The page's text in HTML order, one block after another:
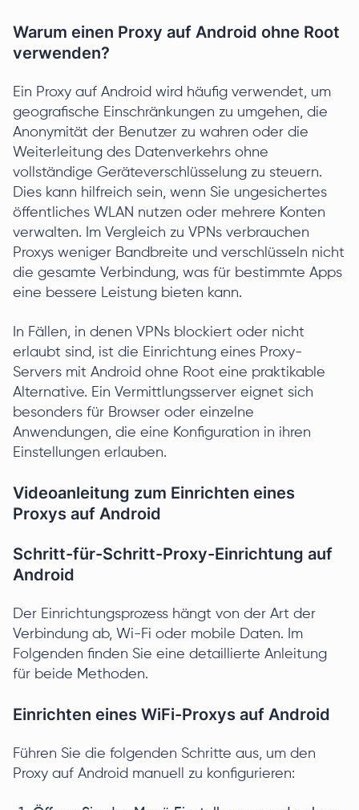
Warum einen Proxy auf Android ohne Root
verwenden?
Ein Proxy auf Android wird häufig verwendet, um
geografische Einschränkungen zu umgehen, die
Anonymität der Benutzer zu wahren oder die
Weiterleitung des Datenverkehrs ohne
vollständige Geräteverschlüsselung zu steuern.
Dies kann hilfreich sein, wenn Sie ungesichertes
öffentliches WLAN nutzen oder mehrere Konten
verwalten. Im Vergleich zu VPNs verbrauchen
Proxys weniger Bandbreite und verschlüsseln nicht
die gesamte Verbindung, was für bestimmte Apps
eine bessere Leistung bieten kann.
In Fällen, in denen VPNs blockiert oder nicht
erlaubt sind, ist die Einrichtung eines Proxy-
Servers mit Android ohne Root eine praktikable
Alternative. Ein Vermittlungsserver eignet sich
besonders für Browser oder einzelne
Anwendungen, die eine Konfiguration in ihren
Einstellungen erlauben.
Videoanleitung zum Einrichten eines
Proxys auf Android
Schritt-für-Schritt-Proxy-Einrichtung auf
Android
Der Einrichtungsprozess hängt von der Art der
Verbindung ab, Wi-Fi oder mobile Daten. Im
Folgenden finden Sie eine detaillierte Anleitung
für beide Methoden.
Einrichten eines WiFi-Proxys auf Android
Führen Sie die folgenden Schritte aus, um den
Proxy auf Android manuell zu konfigurieren: